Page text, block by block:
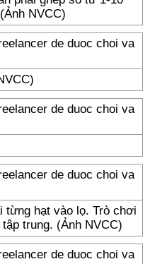
NVCC)
từng hạt vào lọ. Trò chơi
trung. (Ảnh NVCC)